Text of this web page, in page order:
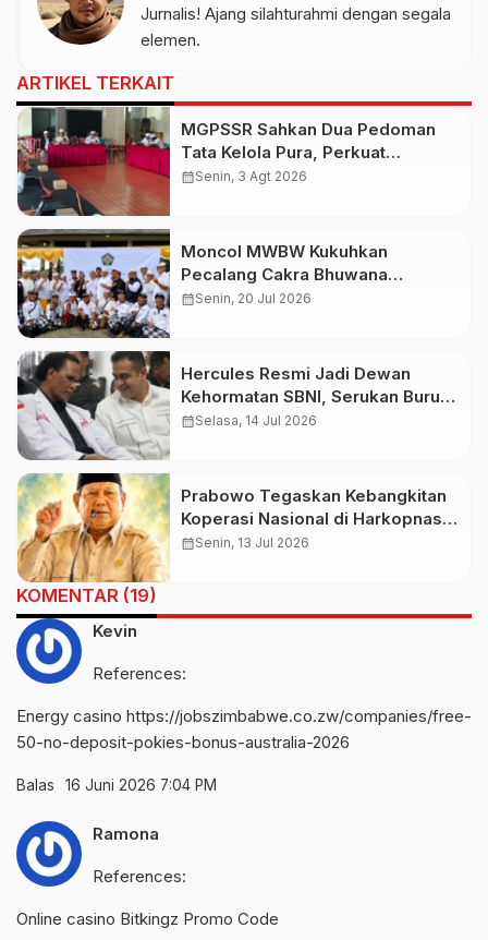
Jurnalis! Ajang silahturahmi dengan segala
elemen.
ARTIKEL TERKAIT
MGPSSR Sahkan Dua Pedoman
Tata Kelola Pura, Perkuat
Kepastian Hukum dan Pelayanan
calendar_monthSenin, 3 Agt 2026
Moncol MWBW Kukuhkan
Pecalang Cakra Bhuwana
Nusantara
calendar_monthSenin, 20 Jul 2026
Hercules Resmi Jadi Dewan
Kehormatan SBNI, Serukan Buruh
Kawal Prabowo
calendar_monthSelasa, 14 Jul 2026
Prabowo Tegaskan Kebangkitan
Koperasi Nasional di Harkopnas
ke-79
calendar_monthSenin, 13 Jul 2026
KOMENTAR (19)
Kevin
References:
Energy casino https://jobszimbabwe.co.zw/companies/free-
50-no-deposit-pokies-bonus-australia-2026
Balas 16 Juni 2026 7:04 PM
Ramona
References:
Online casino Bitkingz Promo Code